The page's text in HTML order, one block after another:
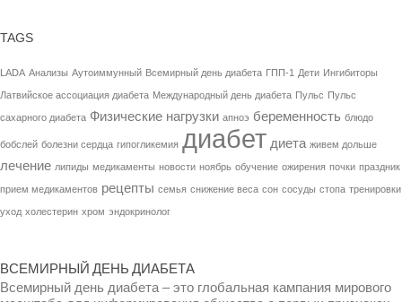
TAGS
LADA Анализы Аутоиммунный Всемирный день диабета ГПП-1 Дети Ингибиторы
Латвийское ассоциация диабета Международный день диабета Пульс Пульс
сахарного диабета Физические нагрузки апноэ беременность блюдо
бобслей болезни сердца гипогликемия диабет диета живем дольше
лечение липиды медикаменты новости ноябрь обучение ожирения почки праздник
прием медикаментов рецепты семья снижение веса сон сосуды стопа тренировки
уход холестерин хром эндокринолог
ВСЕМИРНЫЙ ДЕНЬ ДИАБЕТА
Всемирный день диабета – это глобальная кампания мирового